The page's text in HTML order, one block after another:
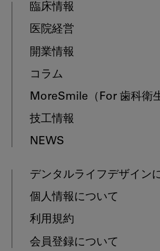
臨床情報
医院経営
開業情報
コラム
MoreSmile （For 歯科衛
技工情報
NEWS
デンタルライフデザイン
個人情報について
利用規約
会員登録について